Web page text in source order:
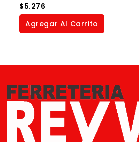
0
out
of
$5.276
Agregar Al Carrito